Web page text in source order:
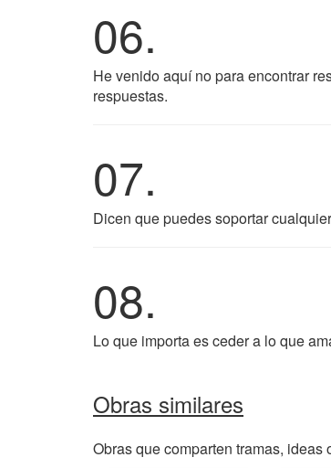
06.
He venido aquí no para encontrar
respuestas.
07.
Dicen que puedes soportar
08.
Lo que importa es ceder a lo que
Obras similares
Obras que comparten tramas,